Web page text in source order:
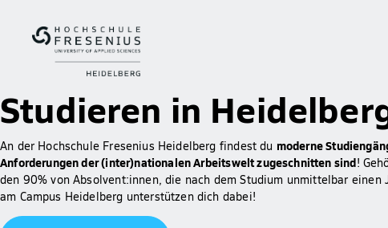
Studieren in
An der Hochschule Fresenius Heidelberg findest du moderne
Anforderungen der (inter)nationalen Arbeitswelt zugeschnitten sind!
den 90% von Absolvent:innen, die nach dem Studium unmittelbar einen
am Campus Heidelberg unterstützen dich dabei!